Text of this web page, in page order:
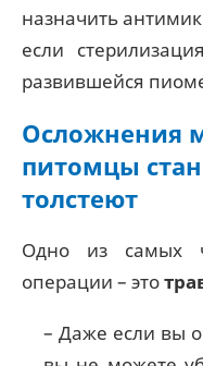
назначить
если
развившейся
Осложнения
питомцы
толстеют
Одно из самых
операции – это
– Даже если вы